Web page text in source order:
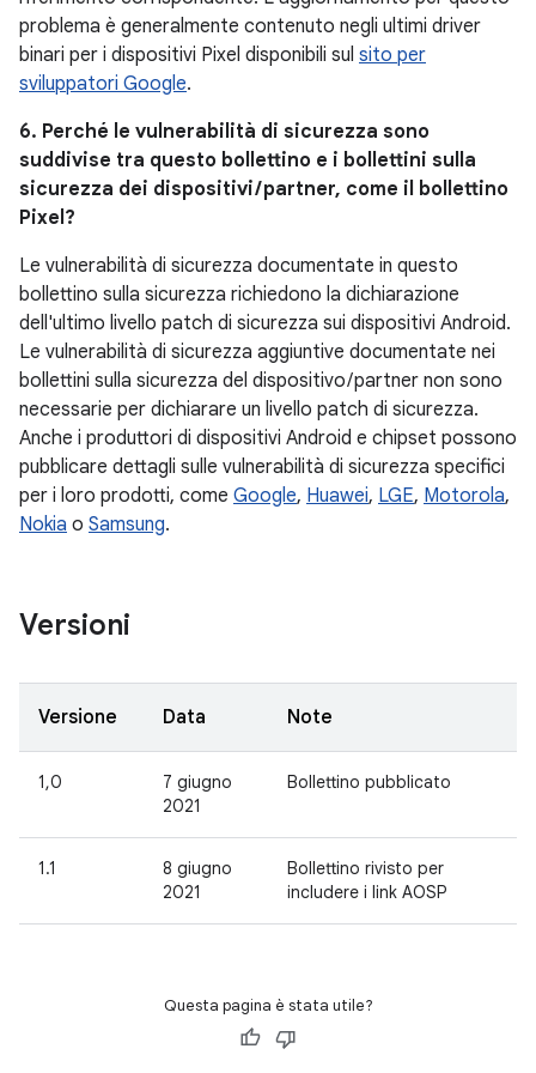
problema è generalmente contenuto negli ultimi driver
binari per i dispositivi Pixel disponibili sul sito per
sviluppatori Google.
6. Perché le vulnerabilità di sicurezza sono
suddivise tra questo bollettino e i bollettini sulla
sicurezza dei dispositivi / partner, come il bollettino
Pixel?
Le vulnerabilità di sicurezza documentate in questo
bollettino sulla sicurezza richiedono la dichiarazione
dell'ultimo livello patch di sicurezza sui dispositivi Android.
Le vulnerabilità di sicurezza aggiuntive documentate nei
bollettini sulla sicurezza del dispositivo / partner non sono
necessarie per dichiarare un livello patch di sicurezza.
Anche i produttori di dispositivi Android e chipset possono
pubblicare dettagli sulle vulnerabilità di sicurezza specifici
per i loro prodotti, come Google, Huawei, LGE, Motorola,
Nokia o Samsung.
Versioni
Versione Data Note
1,0
7 giugno
2021
Bollettino pubblicato
1.1
8 giugno
2021
Bollettino rivisto per
includere i link AOSP
Questa pagina è stata utile?